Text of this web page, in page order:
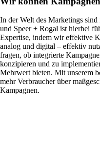
In der Welt des Marketings
und Speer + Rogal ist hierbei
Expertise, indem wir effektive
analog und digital – effektiv
fragen, ob integrierte
konzipieren und zu
Mehrwert bieten. Mit unserem
mehr Verbraucher über
Kampagnen.